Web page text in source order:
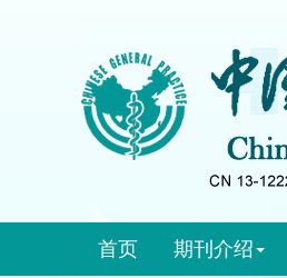
首页 期刊介绍